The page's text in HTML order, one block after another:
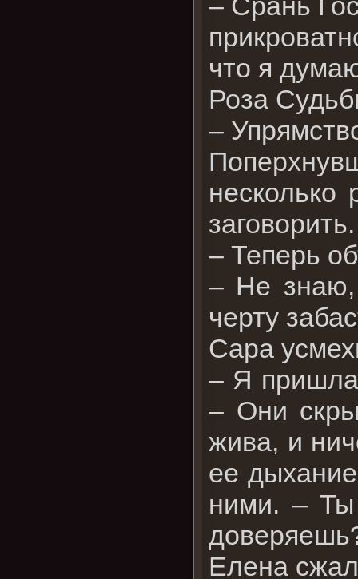
что я
Роза
–
несколько
– Теперь
– Не знаю,
черту
Сара
– Я
– Они
жива, и
ее
ними. –
Елена